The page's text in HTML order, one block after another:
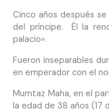
Cinco años después
del príncipe. Él la
palacio».
Fueron inseparables
en emperador con el
Mumtaz Maha, en el
la edad de 38 años (17